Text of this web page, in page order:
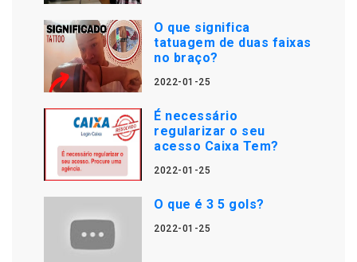
O que significa
tatuagem de duas faixas
no braço?
2022-01-25
É necessário
regularizar o seu
acesso Caixa Tem?
2022-01-25
O que é 3 5 gols?
2022-01-25